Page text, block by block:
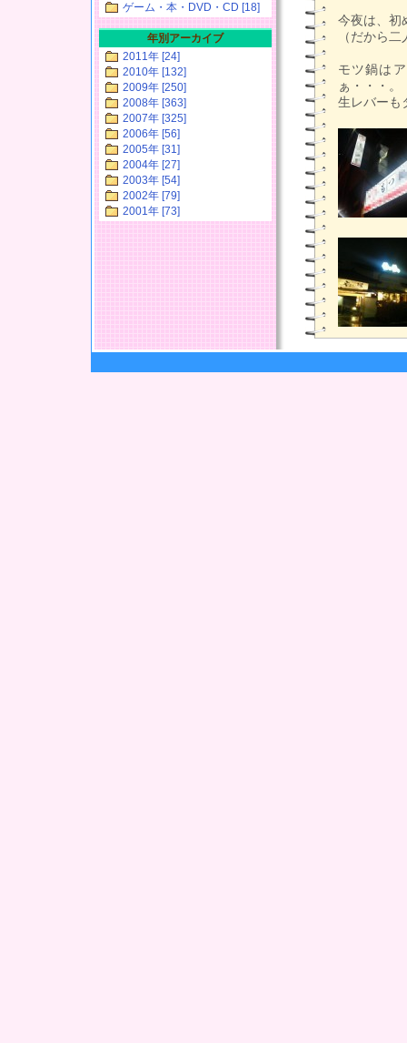
今夜は、初
（だから
モツ鍋は
ぁ・・・。
生レバーも
ゲーム・本・DVD・CD [18]
年別アーカイブ
2011年 [24]
2010年 [132]
2009年 [250]
2008年 [363]
2007年 [325]
2006年 [56]
2005年 [31]
2004年 [27]
2003年 [54]
2002年 [79]
2001年 [73]